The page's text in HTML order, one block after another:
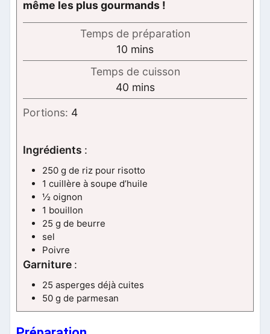
même les plus gourmands !
Temps de préparation
10 minutes
mins
Temps de cuisson
40minutes
mins
Portions: 4
Ingrédients :
250 g de riz pour risotto
1 cuillère à soupe d’huile
½ oignon
1 bouillon
25 g de beurre
sel
Poivre
Garniture :
25 asperges déjà cuites
50 g de parmesan